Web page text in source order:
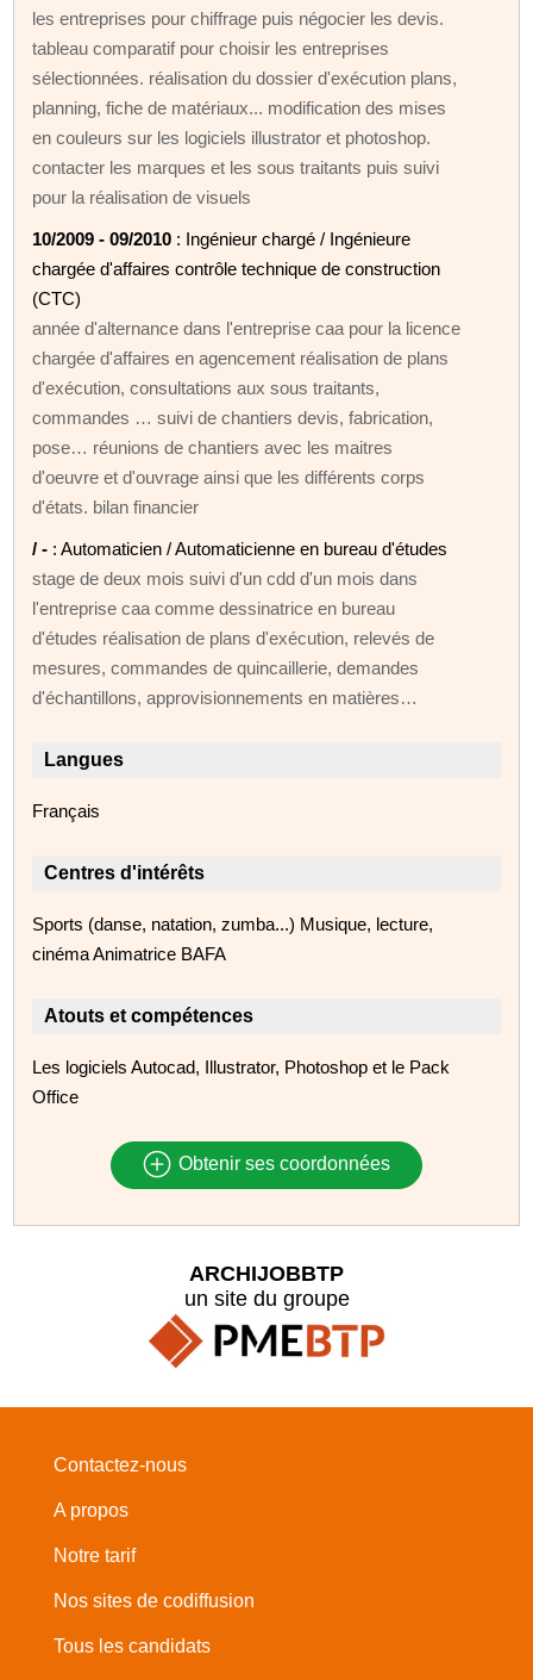
les entreprises pour chiffrage puis négocier les devis.
tableau comparatif pour choisir les entreprises
sélectionnées. réalisation du dossier d'exécution plans,
planning, fiche de matériaux... modification des mises
en couleurs sur les logiciels illustrator et photoshop.
contacter les marques et les sous traitants puis suivi
pour la réalisation de visuels
10/2009 - 09/2010 : Ingénieur chargé / Ingénieure
chargée d'affaires contrôle technique de construction
(CTC)
année d'alternance dans l'entreprise caa pour la licence
chargée d'affaires en agencement réalisation de plans
d'exécution, consultations aux sous traitants,
commandes … suivi de chantiers devis, fabrication,
pose… réunions de chantiers avec les maitres
d'oeuvre et d'ouvrage ainsi que les différents corps
d'états. bilan financier
/ - : Automaticien / Automaticienne en bureau d'études
stage de deux mois suivi d'un cdd d'un mois dans
l'entreprise caa comme dessinatrice en bureau
d'études réalisation de plans d'exécution, relevés de
mesures, commandes de quincaillerie, demandes
d'échantillons, approvisionnements en matières…
Langues
Français
Centres d'intérêts
Sports (danse, natation, zumba...) Musique, lecture,
cinéma Animatrice BAFA
Atouts et compétences
Les logiciels Autocad, Illustrator, Photoshop et le Pack
Office
Obtenir ses coordonnées
ARCHIJOBBTP
un site du groupe
Contactez-nous
A propos
Notre tarif
Nos sites de codiffusion
Tous les candidats